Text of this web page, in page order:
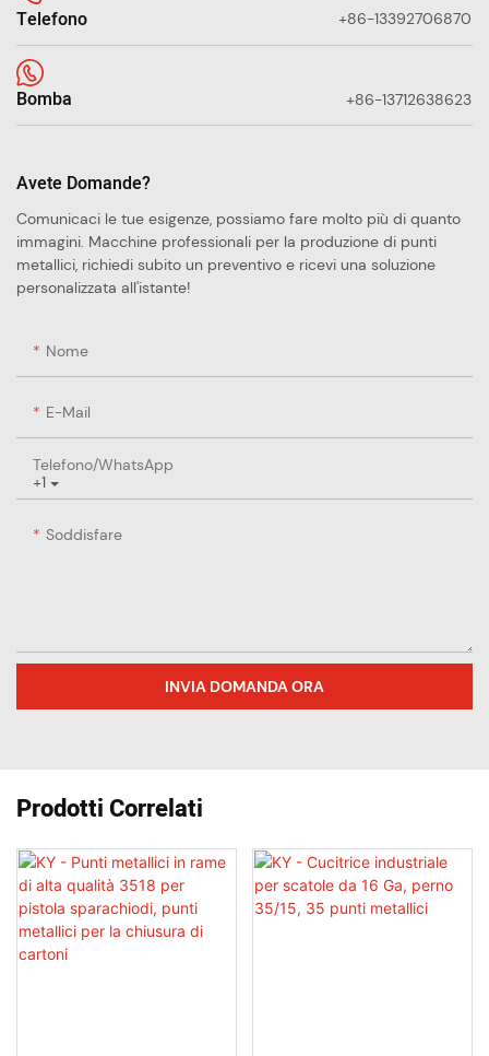
Telefono +86-13392706870
Bomba +86-13712638623
Avete Domande?
Comunicaci le tue esigenze, possiamo fare molto più di quanto
immagini. Macchine professionali per la produzione di punti
metallici, richiedi subito un preventivo e ricevi una soluzione
personalizzata all'istante!
Nome
E-Mail
+1
Telefono/WhatsApp
Soddisfare
INVIA DOMANDA ORA
Prodotti Correlati